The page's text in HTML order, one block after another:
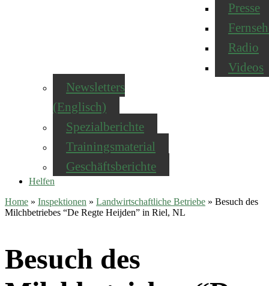
Presse
Radio
Videos
Newsletters
(Englisch)
Spezialberichte
Trainingsmaterial
Geschäftsberichte
Helfen
Home » Inspektionen » Landwirtschaftliche Betriebe » Besuch des
Milchbetriebes “De Regte Heijden” in Riel, NL
Besuch des